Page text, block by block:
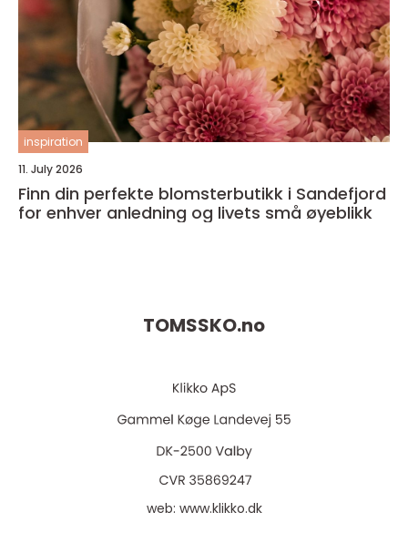
inspiration
11. July 2026
Finn din perfekte blomsterbutikk i Sandefjord
for enhver anledning og livets små øyeblikk
TOMSSKO.no
web: www.klikko.dk